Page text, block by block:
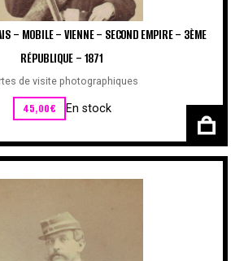
– MOBILE – VIENNE – SECOND EMPIRE – 3ÈME
RÉPUBLIQUE – 1871
de visite photographiques
45,00€ En stock